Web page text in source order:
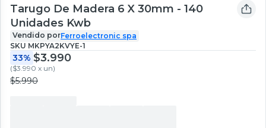
Tarugo De Madera 6 X 30mm - 140
Unidades Kwb
Vendido porFerroelectronic spa
SKU MKPYA2KVYE-1
33% $3.990
($3.990 x un)
$5.990